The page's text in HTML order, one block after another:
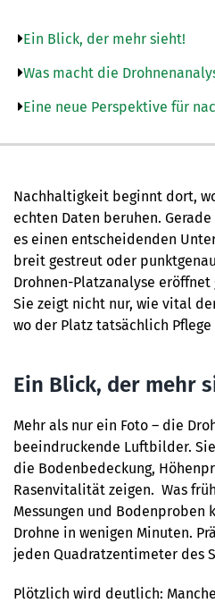
Ein Blick, der mehr sieht!
Was macht die
Eine neue Perspektive für
Nachhaltigkeit beginnt dort,
echten Daten beruhen.
es einen entscheidenden
breit gestreut oder
Drohnen-Platzanalyse
Sie zeigt nicht nur, wie vital
wo der Platz tatsächlich
Ein Blick, der mehr
Mehr als nur ein Foto – die
beeindruckende Luftbilder.
die Bodenbedeckung,
Rasenvitalität zeigen. Was
Messungen und
Drohne in wenigen Minuten.
jeden Quadratzentimeter des
Plötzlich wird deutlich: